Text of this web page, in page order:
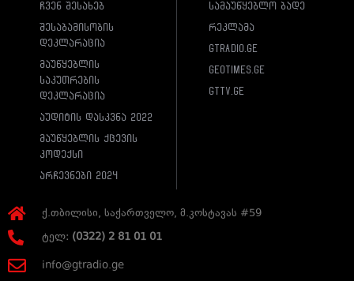
ჩვენ შესახებ
შესაბამისობის
დეკლარაცია
მაუწყებლის
საკუთრების
დეკლარაცია
აუდიტის დასკვნა 2022
მაუწყებლის ქცევის
კოდექსი
არჩევნები 2024
სამაუწყებლო ბადე
რეკლამა
gtradio.ge
geotimes.ge
gttv.ge
ქ.თბილისი, საქართველო, მ.კოსტავას #59
ტელ: (0322) 2 81 01 01
info@gtradio.ge